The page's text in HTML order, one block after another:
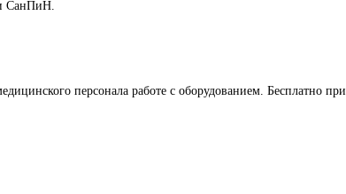
СанПиН.
персонала работе с оборудованием. Бесплатно при